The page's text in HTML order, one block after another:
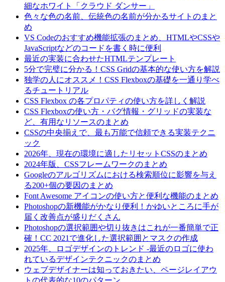
細なホワイト「クラウド ダンサー」
色々な色の名前、伝統色の名前が分かるサイトのまと
め
VS Codeのおすすめ機能拡張のまとめ、HTMLやCSSや
JavaScriptなどのコードを書く時に便利
最近の実装に合わせたHTMLテンプレート
5分で完璧に分かる！CSS Gridの基本的な使い方を解説
独学の人にオススメ！CSS Flexboxの基礎を一通り学べ
るチュートリアル
CSS Flexbox の各プロパティの使い方を詳しく解説
CSS Flexboxの使い方・バグ情報・グリッドの実装な
ど、有用なリソースのまとめ
CSSの中央揃えで、最も万能で信頼できる実装テクニ
ック
2026年、現在の環境に適したリセットCSSのまとめ
2024年版、CSSフレームワークのまとめ
Googleのアルゴリズムにおける検索順位に影響を与え
る200+個の要因のまとめ
Font Awesome アイコンの使い方と便利な機能のまとめ
Photoshopの新機能がかなり便利！かゆいところに手が
届く改善点が盛りだくさん
Photoshopの選択範囲や切り抜きはこれが一番簡単で正
確！CC 2021で進化した選択範囲とマスクの作成
2025年、ロゴデザインのトレンド -最近のロゴに使わ
れているデザインテクニックのまとめ
ウェブデザイナーは知っておきたい、ページレイアウ
トの代表的な10のパターン